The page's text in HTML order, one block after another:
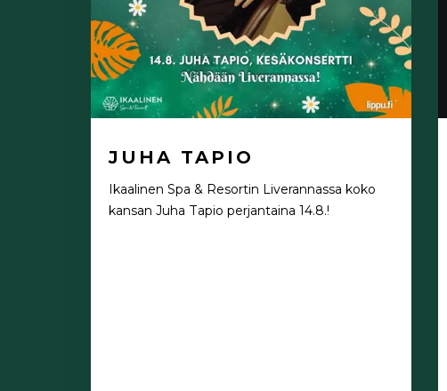
JUHA TAPIO
Ikaalinen Spa & Resortin Liverannassa koko
kansan Juha Tapio perjantaina 14.8.!